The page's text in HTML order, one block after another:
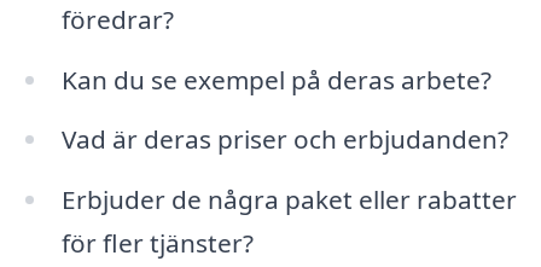
föredrar?
Kan du se exempel på deras arbete?
Vad är deras priser och erbjudanden?
Erbjuder de några paket eller rabatter
för fler tjänster?